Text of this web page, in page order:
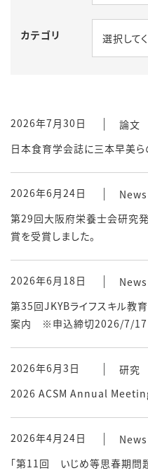
カテゴリ 選択して
2026年7月30日 論文
日本食育学会誌に三本早美ら
2026年6月24日 News
第29回大阪府栄養士会研究
賞を受賞しました。
2026年6月18日
News
第35回JKYBライフスキル教
案内 ※申込締切2026/7/17
2026年6月3日 研究
2026 ACSM Annual Meeting
2026年4月24日
News
「第11回 いじめ等思春期